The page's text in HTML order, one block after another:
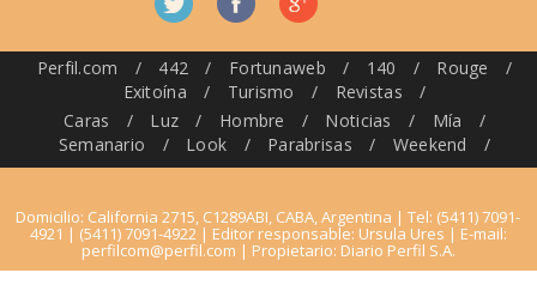
Perfil.com / 442 / Fortunaweb / 140 / Rouge
/
Exitoína
/ Turismo / Revistas
/
Caras
/ Luz / Hombre / Noticias / Mía
/
Semanario
/ Look / Parabrisas / Weekend /
Domicilio: California 2715, C1289ABI, CABA, Argentina | Tel: (5411) 7091-
4921 | (5411) 7091-4922 | Editor responsable: Ursula Ures | E-mail:
perfilcom@perfil.com | Propietario: Diario Perfil S.A.